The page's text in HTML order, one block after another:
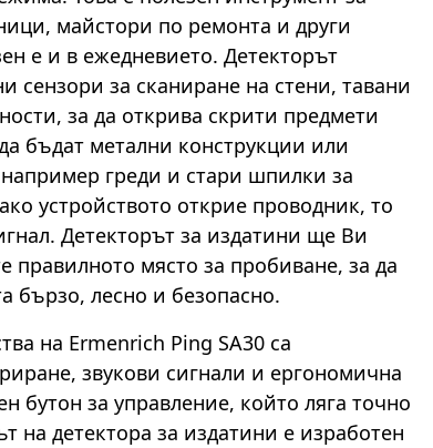
майстори по ремонта и други
е и в ежедневието. Детекторът
сензори за сканиране на стени, тавани
за да открива скрити предмети
бъдат метални конструкции или
греди и стари шпилки за
устройството открие проводник, то
Детекторът за издатини ще Ви
правилното място за пробиване, за да
бързо, лесно и безопасно.
на Ermenrich Ping SA30 са
звукови сигнали и ергономична
бутон за управление, който ляга точно
на детектора за издатини е изработен